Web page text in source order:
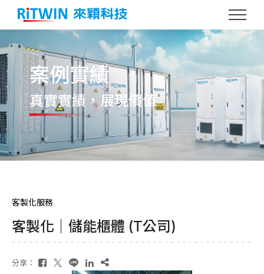
案例實績
真實實績 ，展現價值
客製化服務
客製化｜儲能櫃體 (T公司)
分享：